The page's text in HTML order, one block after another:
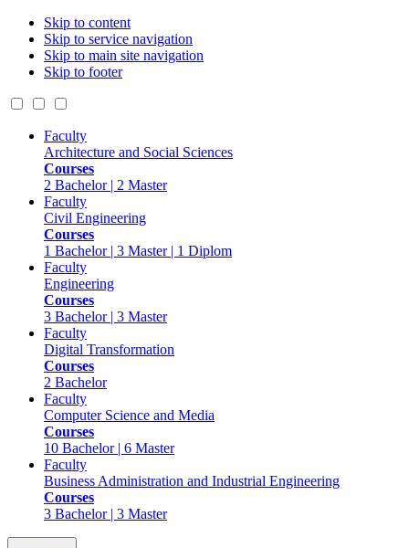
Skip to content
Skip to service navigation
Skip to main site navigation
Skip to footer
Faculty
Architecture and Social Sciences
Courses
2 Bachelor | 2 Master
Faculty
Civil Engineering
Courses
1 Bachelor | 3 Master | 1 Diplom
Faculty
Engineering
Courses
3 Bachelor | 3 Master
Faculty
Digital Transformation
Courses
2 Bachelor
Faculty
Computer Science and Media
Courses
10 Bachelor | 6 Master
Faculty
Business Administration and Industrial Engineering
Courses
3 Bachelor | 3 Master